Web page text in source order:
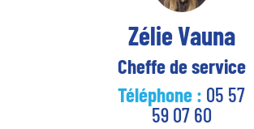
Zélie Vauna
Cheffe de service
Téléphone : 05 57
59 07 60